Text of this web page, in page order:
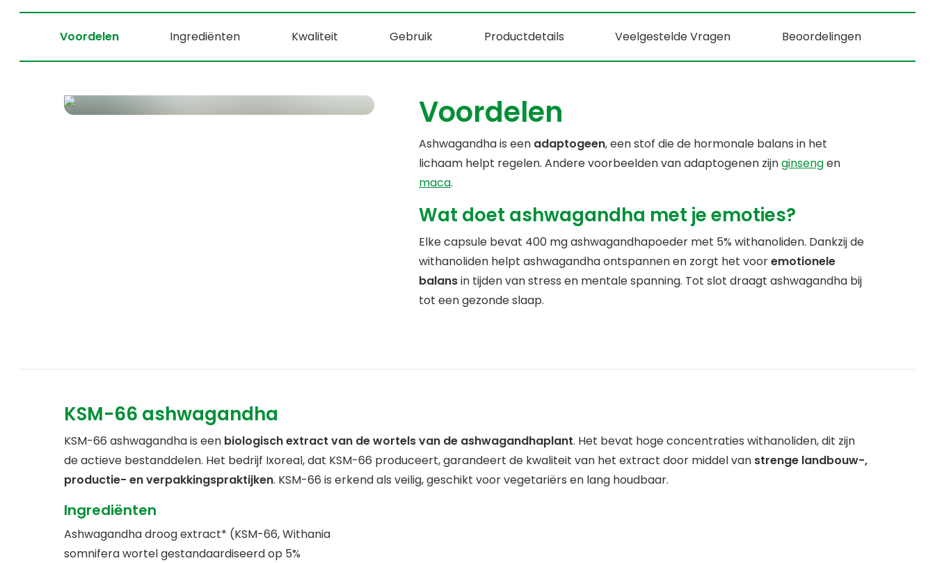
Voordelen Ingrediënten Kwaliteit Gebruik Productdetails Veelgestelde Vragen Beoordelingen
Voordelen
Ashwagandha is een adaptogeen, een stof die de hormonale balans in het
lichaam helpt regelen. Andere voorbeelden van adaptogenen zijnginsengen
maca.
Wat doet ashwagandha met je emoties?
Elke capsule bevat 400 mg ashwagandhapoeder met 5% withanoliden. Dankzij de
withanoliden helpt ashwagandha ontspannen en zorgt het vooremotionele
balansin tijden van stress en mentale spanning. Tot slot draagt ashwagandha bij
tot een gezonde slaap.
KSM-66 ashwagandha
KSM-66 ashwagandha is een biologisch extract van de wortels van de ashwagandhaplant. Het bevat hoge concentraties withanoliden, dit zijn
de actieve bestanddelen. Het bedrijf Ixoreal, dat KSM-66 produceert, garandeert de kwaliteit van het extract door middel van strenge landbouw-,
productie- en verpakkingspraktijken. KSM-66 is erkend als veilig, geschikt voor vegetariërs en lang houdbaar.
Ingrediënten
Ashwagandha droog extract* (KSM-66, Withania
somnifera wortel gestandaardiseerd op 5%